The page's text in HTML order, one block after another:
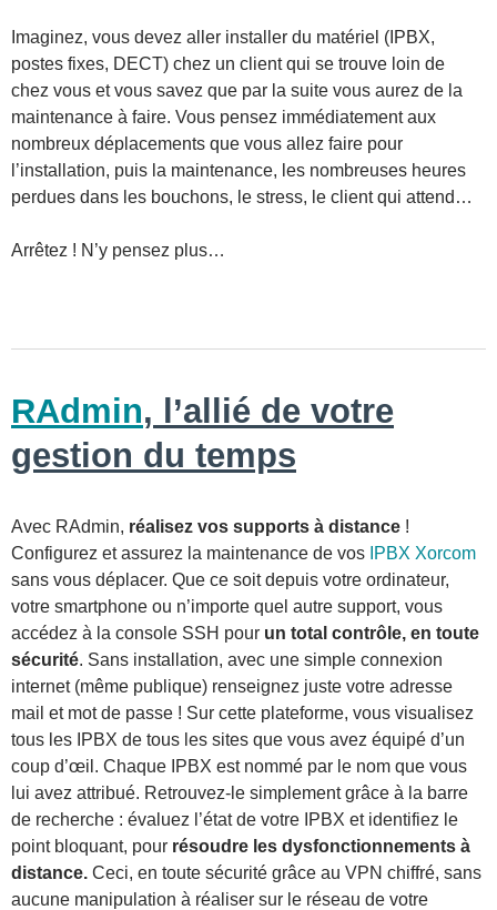
Imaginez, vous devez aller installer du matériel (IPBX,
postes fixes, DECT) chez un client qui se trouve loin de
chez vous et vous savez que par la suite vous aurez de la
maintenance à faire. Vous pensez immédiatement aux
nombreux déplacements que vous allez faire pour
l’installation, puis la maintenance, les nombreuses heures
perdues dans les bouchons, le stress, le client qui attend…
Arrêtez ! N’y pensez plus…
RAdmin, l’allié de votre
gestion du temps
Avec RAdmin, réalisez vos supports à distance !
Configurez et assurez la maintenance de vos IPBX Xorcom
sans vous déplacer. Que ce soit depuis votre ordinateur,
votre smartphone ou n’importe quel autre support, vous
accédez à la console SSH pour un total contrôle, en toute
sécurité. Sans installation, avec une simple connexion
internet (même publique) renseignez juste votre adresse
mail et mot de passe ! Sur cette plateforme, vous visualisez
tous les IPBX de tous les sites que vous avez équipé d’un
coup d’œil. Chaque IPBX est nommé par le nom que vous
lui avez attribué. Retrouvez-le simplement grâce à la barre
de recherche : évaluez l’état de votre IPBX et identifiez le
point bloquant, pour résoudre les dysfonctionnements à
distance. Ceci, en toute sécurité grâce au VPN chiffré, sans
aucune manipulation à réaliser sur le réseau de votre